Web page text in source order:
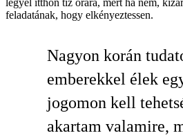
legyél itthon tíz órára, mert ha nem,
feladatának, hogy elkényeztessen.
Nagyon korán
emberekkel élek
jogomon kell
akartam valamire,